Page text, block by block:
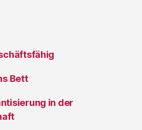
Bett
in der